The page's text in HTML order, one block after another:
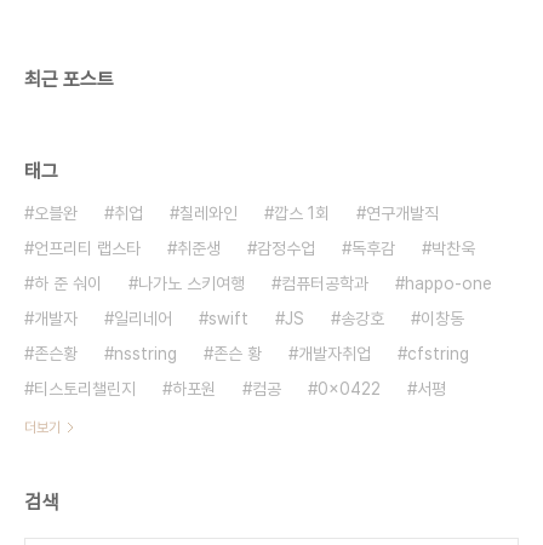
최근 포스트
태그
오블완 취업 칠레와인 깝스 1회
연구개발직
언프리티 랩스타
취준생 감정수업 독후감
박찬욱
하 준 숴이
나가노 스키여행 컴퓨터공학과
happo-one
개발자
일리네어 swift JS 송강호
이창동
존슨황
nsstring 존슨 황 개발자취업
cfstring
티스토리챌린지
하포원 컴공 0x0422 서평
더보기
검색